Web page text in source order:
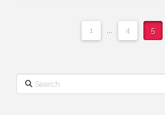
1 4 5
Search